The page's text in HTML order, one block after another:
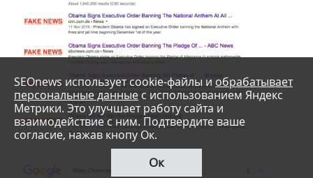
SEOnews использует cookie-файлы и обрабатывает
персональные данные с использованием Яндекс
Метрики. Это улучшает работу сайта и
взаимодействие с ним. Подтвердите ваше
согласие, нажав кнопу Ок.
Ок